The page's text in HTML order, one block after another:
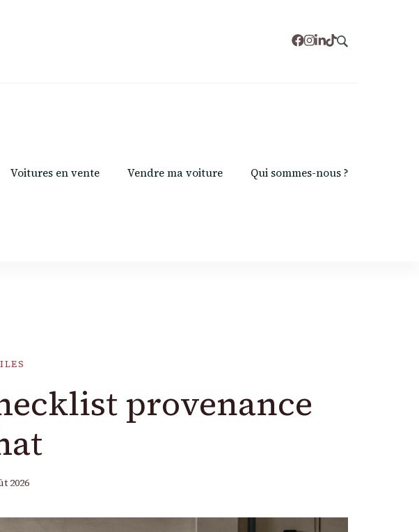
Voitures en vente Vendre ma voiture Qui sommes-nous ?
provenance
2026